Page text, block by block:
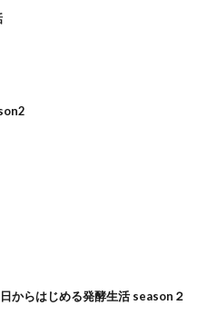
からはじめる発酵生活 season２